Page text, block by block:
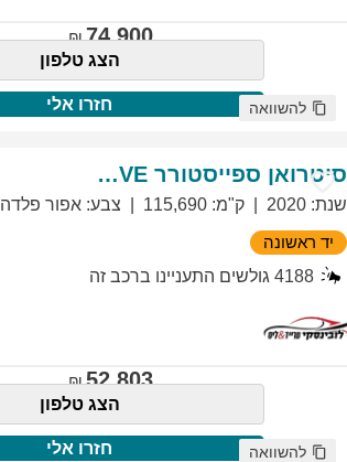
74,900
הצג טלפון
חזרו אלי להשוואה
סיטרואן ספייסטורר EXCLUSIVE
שנת:
2020 ק"מ:
115,690 צבע: אפור פלדה
יד ראשונה
4188 גולשים התעניינו ברכב זה
52,803
הצג טלפון
חזרו אלי להשוואה